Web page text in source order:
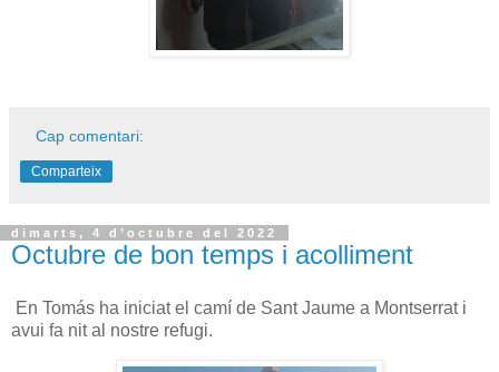
Cap comentari:
Comparteix
dimarts, 4 d’octubre del 2022
Octubre de bon temps i acolliment
En Tomás ha iniciat el camí de Sant Jaume a Montserrat i
avui fa nit al nostre refugi.